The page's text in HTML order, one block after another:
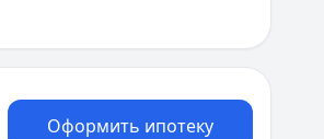
Оформить ипотеку